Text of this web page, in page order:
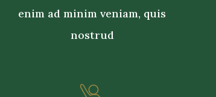
enim ad minim veniam, quis
nostrud